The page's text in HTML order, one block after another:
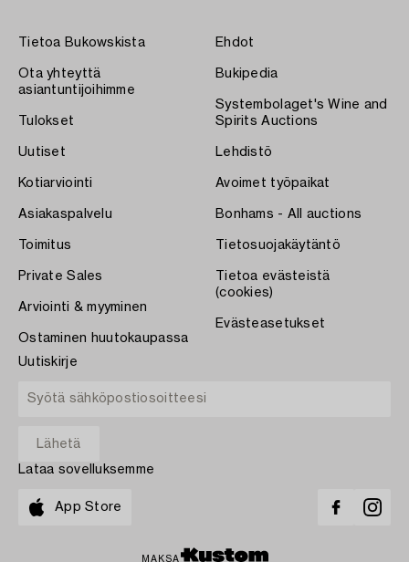
Tietoa Bukowskista
Ota yhteyttä
asiantuntijoihimme
Tulokset
Uutiset
Kotiarviointi
Asiakaspalvelu
Toimitus
Private Sales
Arviointi & myyminen
Ostaminen huutokaupassa
Ehdot
Bukipedia
Systembolaget's Wine and
Spirits Auctions
Lehdistö
Avoimet työpaikat
Bonhams - All auctions
Tietosuojakäytäntö
Tietoa evästeistä
(cookies)
Evästeasetukset
Uutiskirje
Lataa sovelluksemme
App Store
MAKSA